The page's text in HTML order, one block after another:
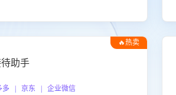
能力。
🔥热卖
助手
| 京东 | 企业微信